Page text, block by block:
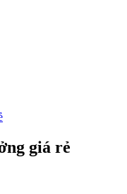
giá rẻ